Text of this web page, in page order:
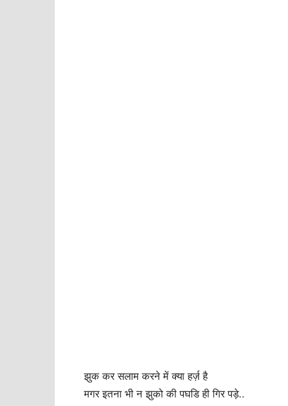
झुक कर सलाम करने में क्या हर्ज़ है
मगर इतना भी न झुको की पघडि ही गिर पड़े..